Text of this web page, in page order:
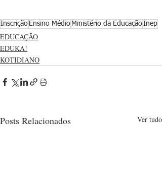
Inscrição Ensino Médio Ministério da EducaçãoInep
EDUCAÇÃO
EDUKA!
KOTIDIANO
Posts Relacionados Ver tudo